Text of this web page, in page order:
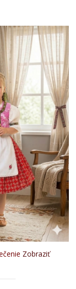
Zobraziť